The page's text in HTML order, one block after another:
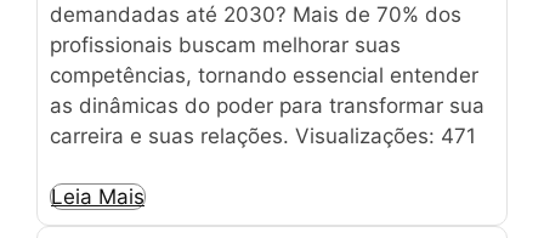
demandadas até 2030? Mais de 70% dos
profissionais buscam melhorar suas
competências, tornando essencial entender
as dinâmicas do poder para transformar sua
carreira e suas relações. Visualizações: 471
Leia Mais